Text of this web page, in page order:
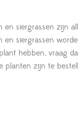
en siergrassen zijn
en siergrassen
hebben, vraag
planten zijn te